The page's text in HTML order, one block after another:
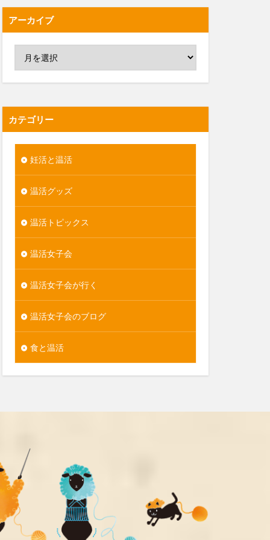
アーカイブ
カテゴリー
妊活と温活
温活グッズ
温活トピックス
温活女子会
温活女子会が行く
温活女子会のブログ
食と温活